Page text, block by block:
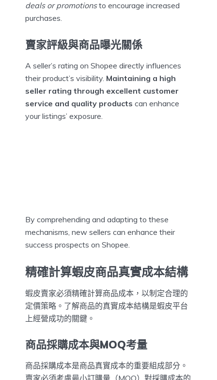
deals or promotionsto encourage increased
purchases.
賣家評級與商品曝光關係
A seller’s rating on Shopee directly influences
their product’s visibility. Maintaining a high
seller rating through excellent customer
service and quality products can enhance
your listings’ exposure.
By comprehending and adapting to these
mechanisms, new sellers can enhance their
success prospects on Shopee.
精確計算蝦皮商品真實成本結構
蝦皮賣家必須精確計算商品成本，以制定合理的
定價策略。了解商品的真實成本結構是蝦皮平台
上經營成功的關鍵。
商品採購成本與MOQ考量
商品採購成本是商品真實成本的重要組成部分。